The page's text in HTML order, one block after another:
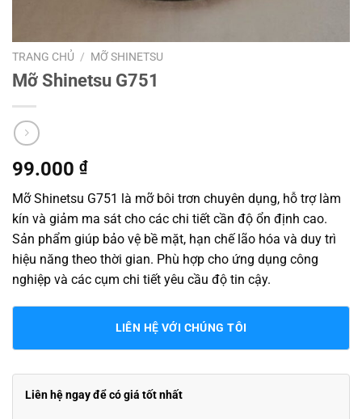
TRANG CHỦ / MỠ SHINETSU
Mỡ Shinetsu G751
99.000 ₫
Mỡ Shinetsu G751 là mỡ bôi trơn chuyên dụng, hỗ trợ làm
kín và giảm ma sát cho các chi tiết cần độ ổn định cao.
Sản phẩm giúp bảo vệ bề mặt, hạn chế lão hóa và duy trì
hiệu năng theo thời gian. Phù hợp cho ứng dụng công
nghiệp và các cụm chi tiết yêu cầu độ tin cậy.
LIÊN HỆ VỚI CHÚNG TÔI
Liên hệ ngay để có giá tốt nhất